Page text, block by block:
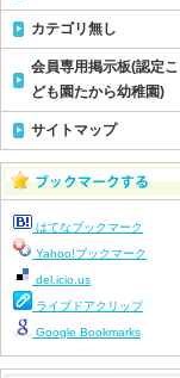
カテゴリ無し
会員専用掲示板(認定こ
ども園たから幼稚園)
サイトマップ
はてなブックマーク
Yahoo!ブックマーク
del.icio.us
ライブドアクリップ
Google Bookmarks